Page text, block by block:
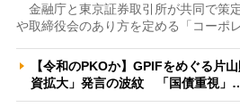
金融庁と東京証券取引所が共同で策
や取締役会のあり方を定める「コーポ
【令和のPKOか】GPIFをめぐる片
資拡大」発言の波紋 「国債重視」